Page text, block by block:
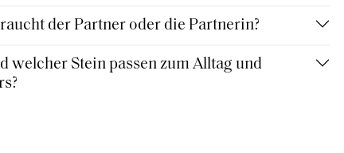
der Partner oder die Partnerin?
welcher Stein passen zum Alltag und